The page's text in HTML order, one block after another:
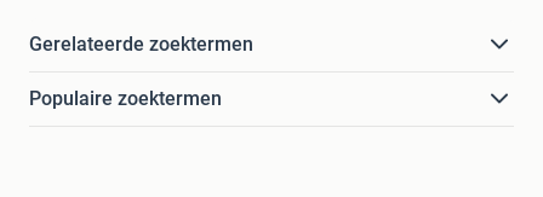
Gerelateerde zoektermen
Populaire zoektermen